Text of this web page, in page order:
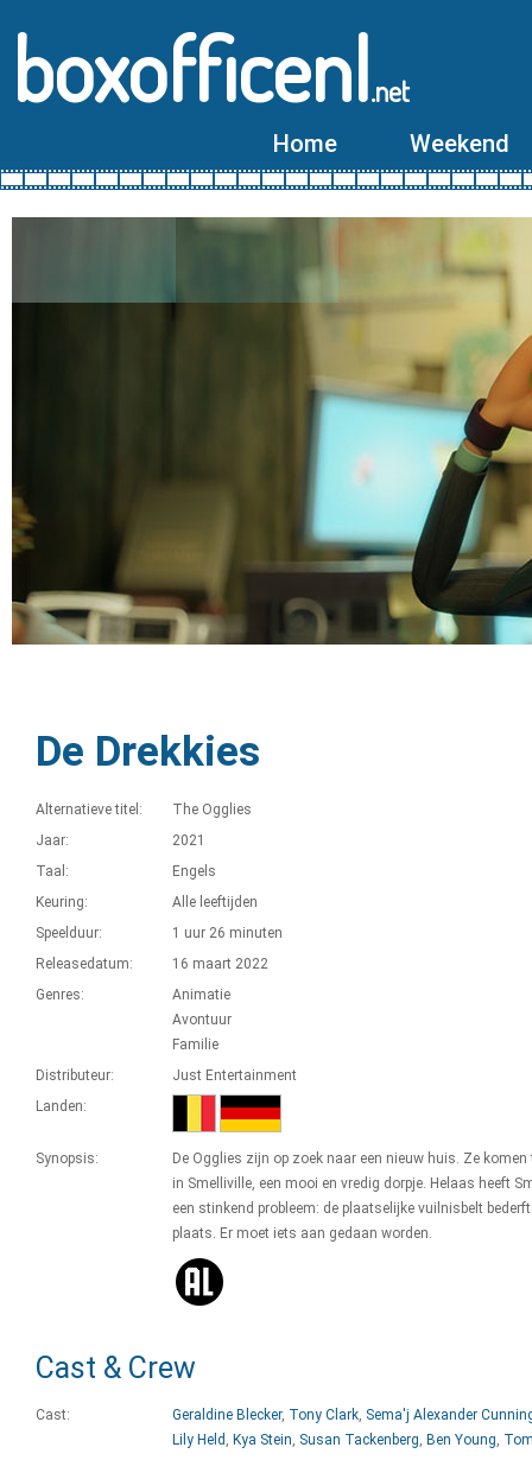
boxofficenl.net
Home Weekend
De Drekkies
Alternatieve titel:
The Ogglies
Jaar:
2021
Taal:
Engels
Keuring:
Alle leeftijden
Speelduur:
1 uur 26 minuten
Releasedatum:
16 maart 2022
Genres:
Animatie
Avontuur
Familie
Distributeur:
Just Entertainment
Landen:
Synopsis:
De Ogglies zijn op zoek naar een nieuw huis. Ze komen
in Smelliville, een mooi en vredig dorpje. Helaas heeft
een stinkend probleem: de plaatselijke vuilnisbelt
plaats. Er moet iets aan gedaan worden.
Cast & Crew
Cast: Geraldine Blecker, Tony Clark, Sema'j Alexander
Lily Held , Kya Stein, Susan Tackenberg, Ben Young,